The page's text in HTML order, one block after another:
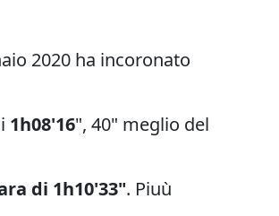
2020 ha incoronato
1h08'16", 40" meglio del
di 1h10'33". Piuù